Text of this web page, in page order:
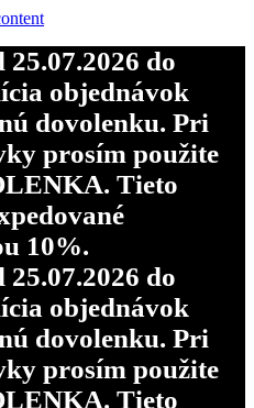
do
objednávok
dovolenku. Pri
prosím použite
Tieto
10%.
do
objednávok
dovolenku. Pri
prosím použite
Tieto